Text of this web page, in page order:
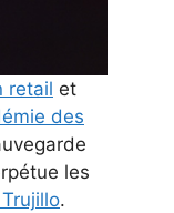
retail et
des
les
.